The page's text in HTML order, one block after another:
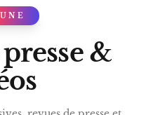
LES-PINS
&